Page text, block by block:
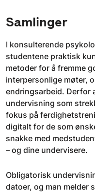
Samlinger
I konsulterende
studentene praktisk
metoder for å fremme
interpersonlige møter,
endringsarbeid. Derfor
undervisning som
fokus på
digitalt for de som
snakke med
– og dine undervisere.
Obligatorisk
datoer, og man melder